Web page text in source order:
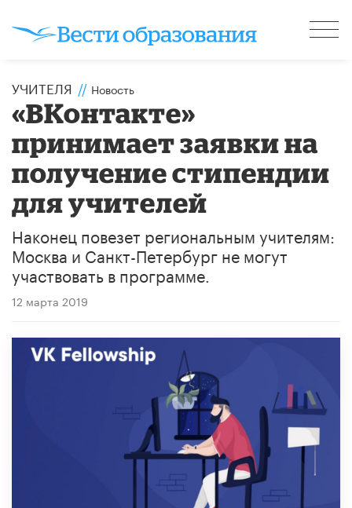
УЧИТЕЛЯ // Новость
«ВКонтакте»
принимает заявки на
получение стипендии
для учителей
Наконец повезет региональным учителям:
Москва и Санкт-Петербург не могут
участвовать в программе.
12 марта 2019